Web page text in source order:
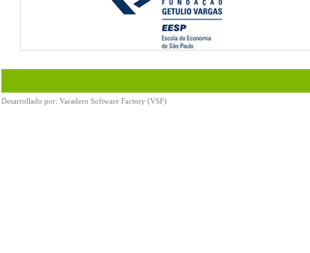
Desarrollado por: Varadero Software Factory (VSF)